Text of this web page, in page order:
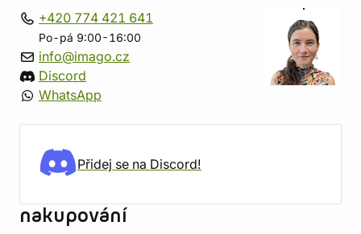
+420 774 421 641
Po-pá 9:00-16:00
info@imago.cz
Discord
WhatsApp
Přidej se na Discord!
nakupování